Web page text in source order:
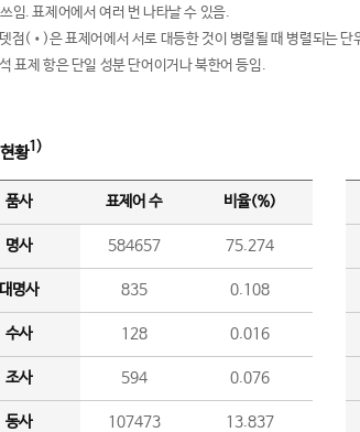
임. 표제어에서 여러 번 나타날 수 있음.
점(•)은 표제어에서 서로 대등한 것이 병렬될 때 병렬되는 단
표제 항은 단일 성분 단어이거나 북한어 등임.
황1)
품사 표제어 수 비율(%)
명사 584657 75.274
명사 835 0.108
수사 128 0.016
조사 594 0.076
동사 107473 13.837